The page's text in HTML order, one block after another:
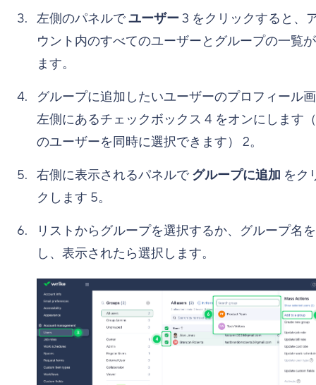
左側のパネルでユーザー3 をクリックすると、
ウント内のすべてのユーザーとグループの一覧
ます。
グループに追加したいユーザーのプロフィール
左側にあるチェックボックス 4 をオンにします
のユーザーを同時に選択できます） 2。
右側に表示されるパネルでグループに追加 をク
クします 5。
リストからグループを選択するか、グループ名
し、表示されたら選択します。